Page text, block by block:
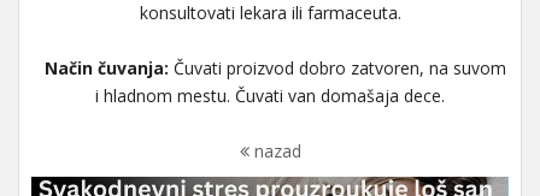
konsultovati lekara ili farmaceuta.
Način čuvanja: Čuvati proizvod dobro zatvoren, na suvom
i hladnom mestu. Čuvati van domašaja dece.
nazad